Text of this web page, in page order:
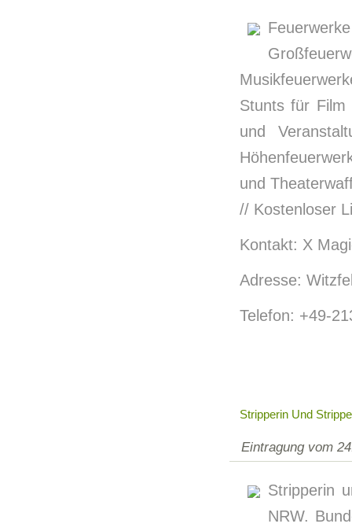
Stunts für Film
und
und
// Kostenloser
Kontakt: X
Adresse:
Telefon: +49-
Stripperin Und
Eintragung vom
Stripperin
NRW.